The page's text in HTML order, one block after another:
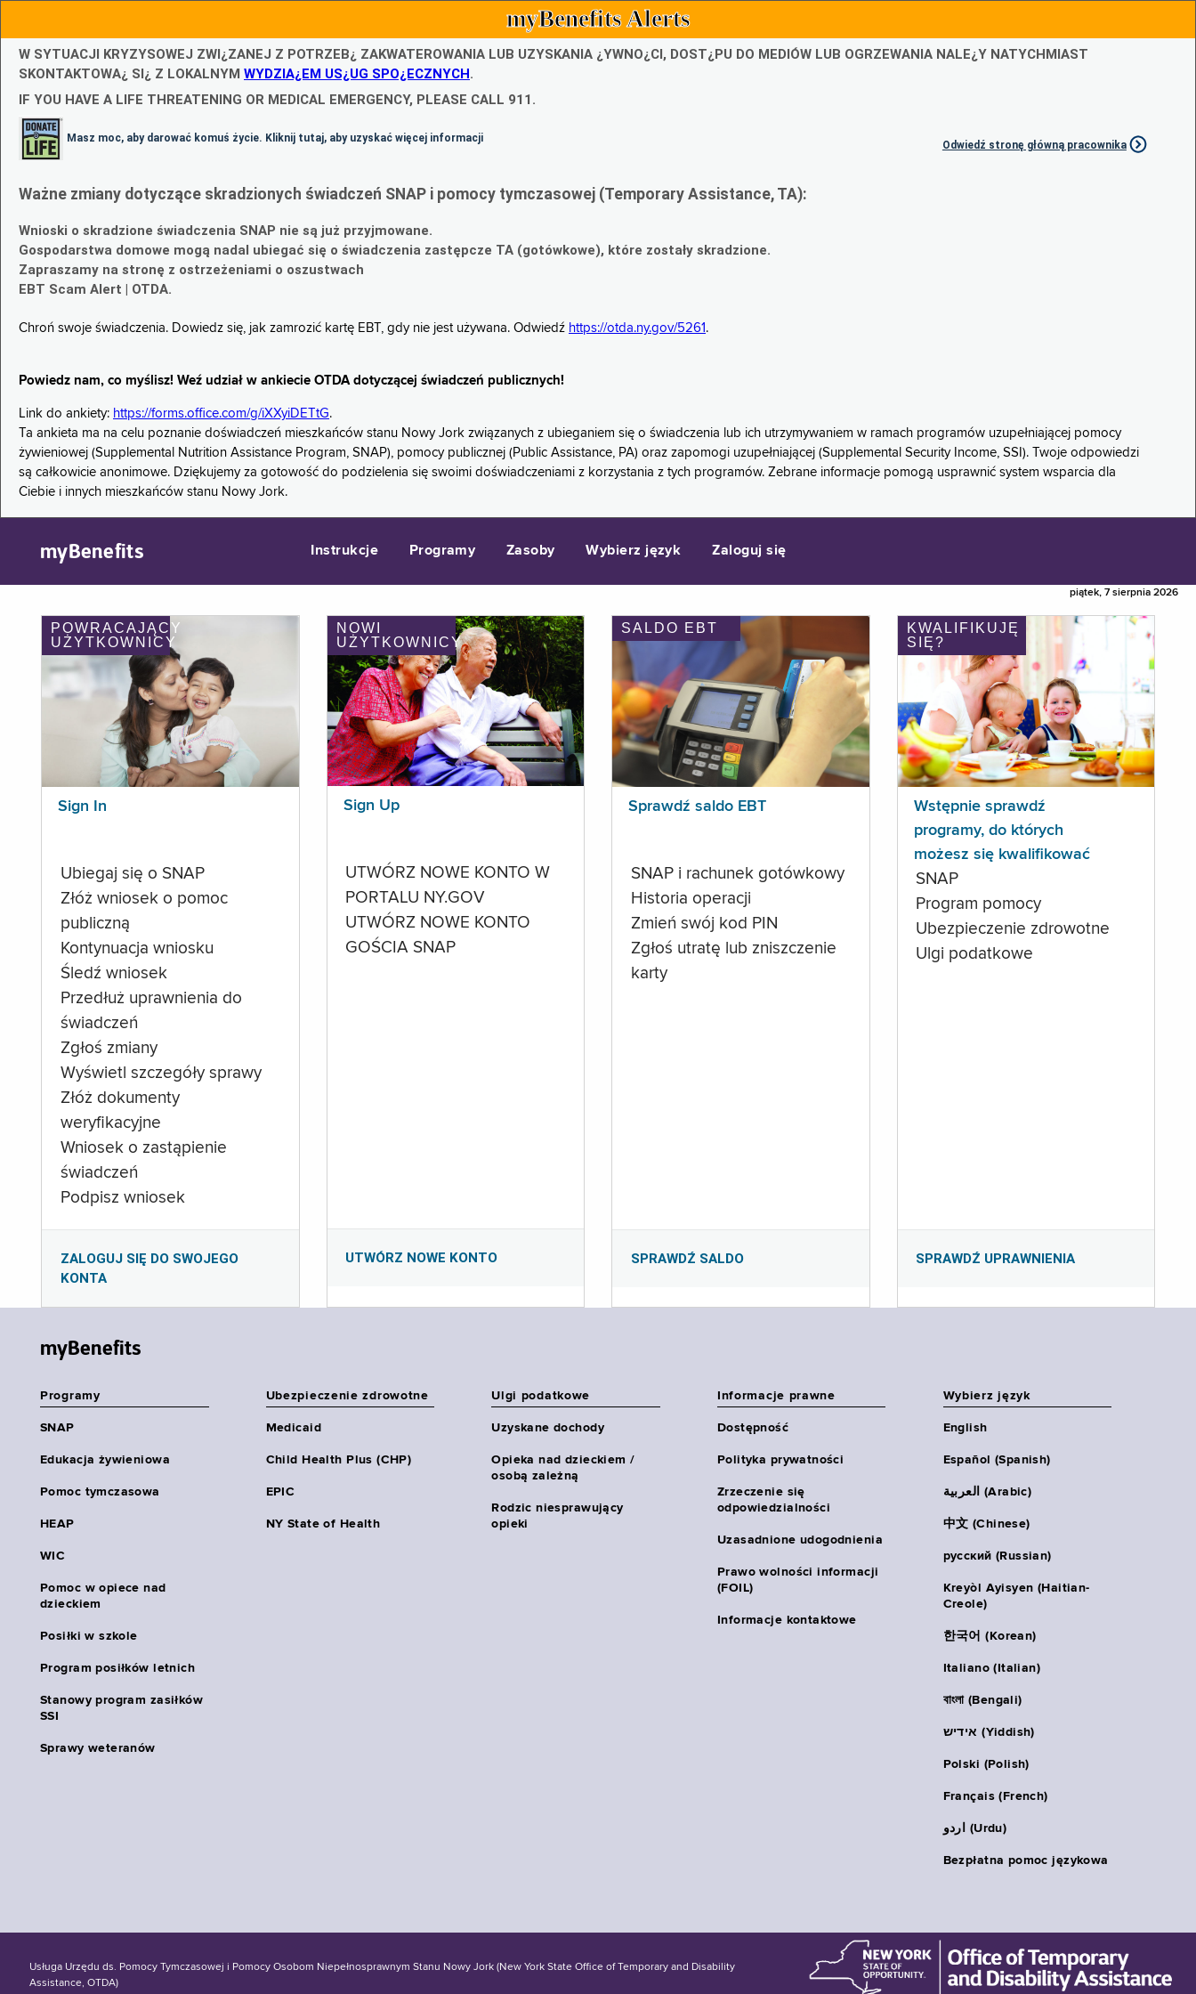
myBenefits Alerts
W SYTUACJI KRYZYSOWEJ ZWI¿ZANEJ Z POTRZEB¿ ZAKWATEROWANIA LUB UZYSKANIA ¿YWNO¿CI, DOST¿PU DO MEDIÓW LUB OGRZEWANIA NALE¿Y NATYCHMIAST
SKONTAKTOWA¿ SI¿ Z LOKALNYM WYDZIA¿EM US¿UG SPO¿ECZNYCH.
IF YOU HAVE A LIFE THREATENING OR MEDICAL EMERGENCY, PLEASE CALL 911.
Masz moc, aby darować komuś życie. Kliknij tutaj, aby uzyskać więcej informacji
Odwiedź stronę główną pracownika
Ważne zmiany dotyczące skradzionych świadczeń SNAP i pomocy tymczasowej (Temporary Assistance, TA):
Wnioski o skradzione świadczenia SNAP nie są już przyjmowane.
Gospodarstwa domowe mogą nadal ubiegać się o świadczenia zastępcze TA (gotówkowe), które zostały skradzione.
Zapraszamy na stronę z ostrzeżeniami o oszustwach
EBT Scam Alert | OTDA.
Chroń swoje świadczenia. Dowiedz się, jak zamrozić kartę EBT, gdy nie jest używana. Odwiedź https://otda.ny.gov/5261 .
Powiedz nam, co myślisz! Weź udział w ankiecie OTDA dotyczącej świadczeń publicznych!
Link do ankiety: https://forms.office.com/g/iXXyiDETtG.
Ta ankieta ma na celu poznanie doświadczeń mieszkańców stanu Nowy Jork związanych z ubieganiem się o świadczenia lub ich utrzymywaniem w ramach programów uzupełniającej pomocy
żywieniowej (Supplemental Nutrition Assistance Program, SNAP), pomocy publicznej (Public Assistance, PA) oraz zapomogi uzupełniającej (Supplemental Security Income, SSI). Twoje odpowiedzi
są całkowicie anonimowe. Dziękujemy za gotowość do podzielenia się swoimi doświadczeniami z korzystania z tych programów. Zebrane informacje pomogą usprawnić system wsparcia dla
Ciebie i innych mieszkańców stanu Nowy Jork.
myBenefits Instrukcje Programy Zasoby Wybierz język Zaloguj się
piątek, 7 sierpnia 2026
POWRACAJĄCY
UŻYTKOWNICY
Sign In
Ubiegaj się o SNAP
Złóż wniosek o pomoc
publiczną
Kontynuacja wniosku
Śledź wniosek
Przedłuż uprawnienia do
świadczeń
Zgłoś zmiany
Wyświetl szczegóły sprawy
Złóż dokumenty
weryfikacyjne
Wniosek o zastąpienie
świadczeń
Podpisz wniosek
ZALOGUJ SIĘ DO SWOJEGO
KONTA
NOWI
UŻYTKOWNICY
Sign Up
UTWÓRZ NOWE KONTO W
PORTALU NY.GOV
UTWÓRZ NOWE KONTO
GOŚCIA SNAP
UTWÓRZ NOWE KONTO
SALDO EBT
Sprawdź saldo EBT
SNAP i rachunek gotówkowy
Historia operacji
Zmień swój kod PIN
Zgłoś utratę lub zniszczenie
karty
SPRAWDŹ SALDO
KWALIFIKUJĘ
SIĘ?
Wstępnie sprawdź
programy, do których
możesz się kwalifikować
SNAP
Program pomocy
Ubezpieczenie zdrowotne
Ulgi podatkowe
SPRAWDŹ UPRAWNIENIA
myBenefits
Programy
SNAP
Edukacja żywieniowa
Pomoc tymczasowa
HEAP
WIC
Pomoc w opiece nad
dzieckiem
Posiłki w szkole
Program posiłków letnich
Stanowy program zasiłków
SSI
Sprawy weteranów
Ubezpieczenie zdrowotne
Medicaid
Child Health Plus (CHP)
EPIC
NY State of Health
Ulgi podatkowe
Uzyskane dochody
Opieka nad dzieckiem /
osobą zależną
Rodzic niesprawujący
opieki
Informacje prawne
Dostępność
Polityka prywatności
Zrzeczenie się
odpowiedzialności
Uzasadnione udogodnienia
Prawo wolności informacji
(FOIL)
Informacje kontaktowe
Wybierz język
English
Español (Spanish)
العربية (Arabic)
中文 (Chinese)
русский (Russian)
Kreyòl Ayisyen (Haitian-
Creole)
한국어 (Korean)
Italiano (Italian)
বাংলা (Bengali)
אידיש (Yiddish)
Polski (Polish)
Français (French)
اردو (Urdu)
Bezpłatna pomoc językowa
Usługa Urzędu ds. Pomocy Tymczasowej i Pomocy Osobom Niepełnosprawnym Stanu Nowy Jork (New York State Office of Temporary and Disability
Assistance, OTDA)